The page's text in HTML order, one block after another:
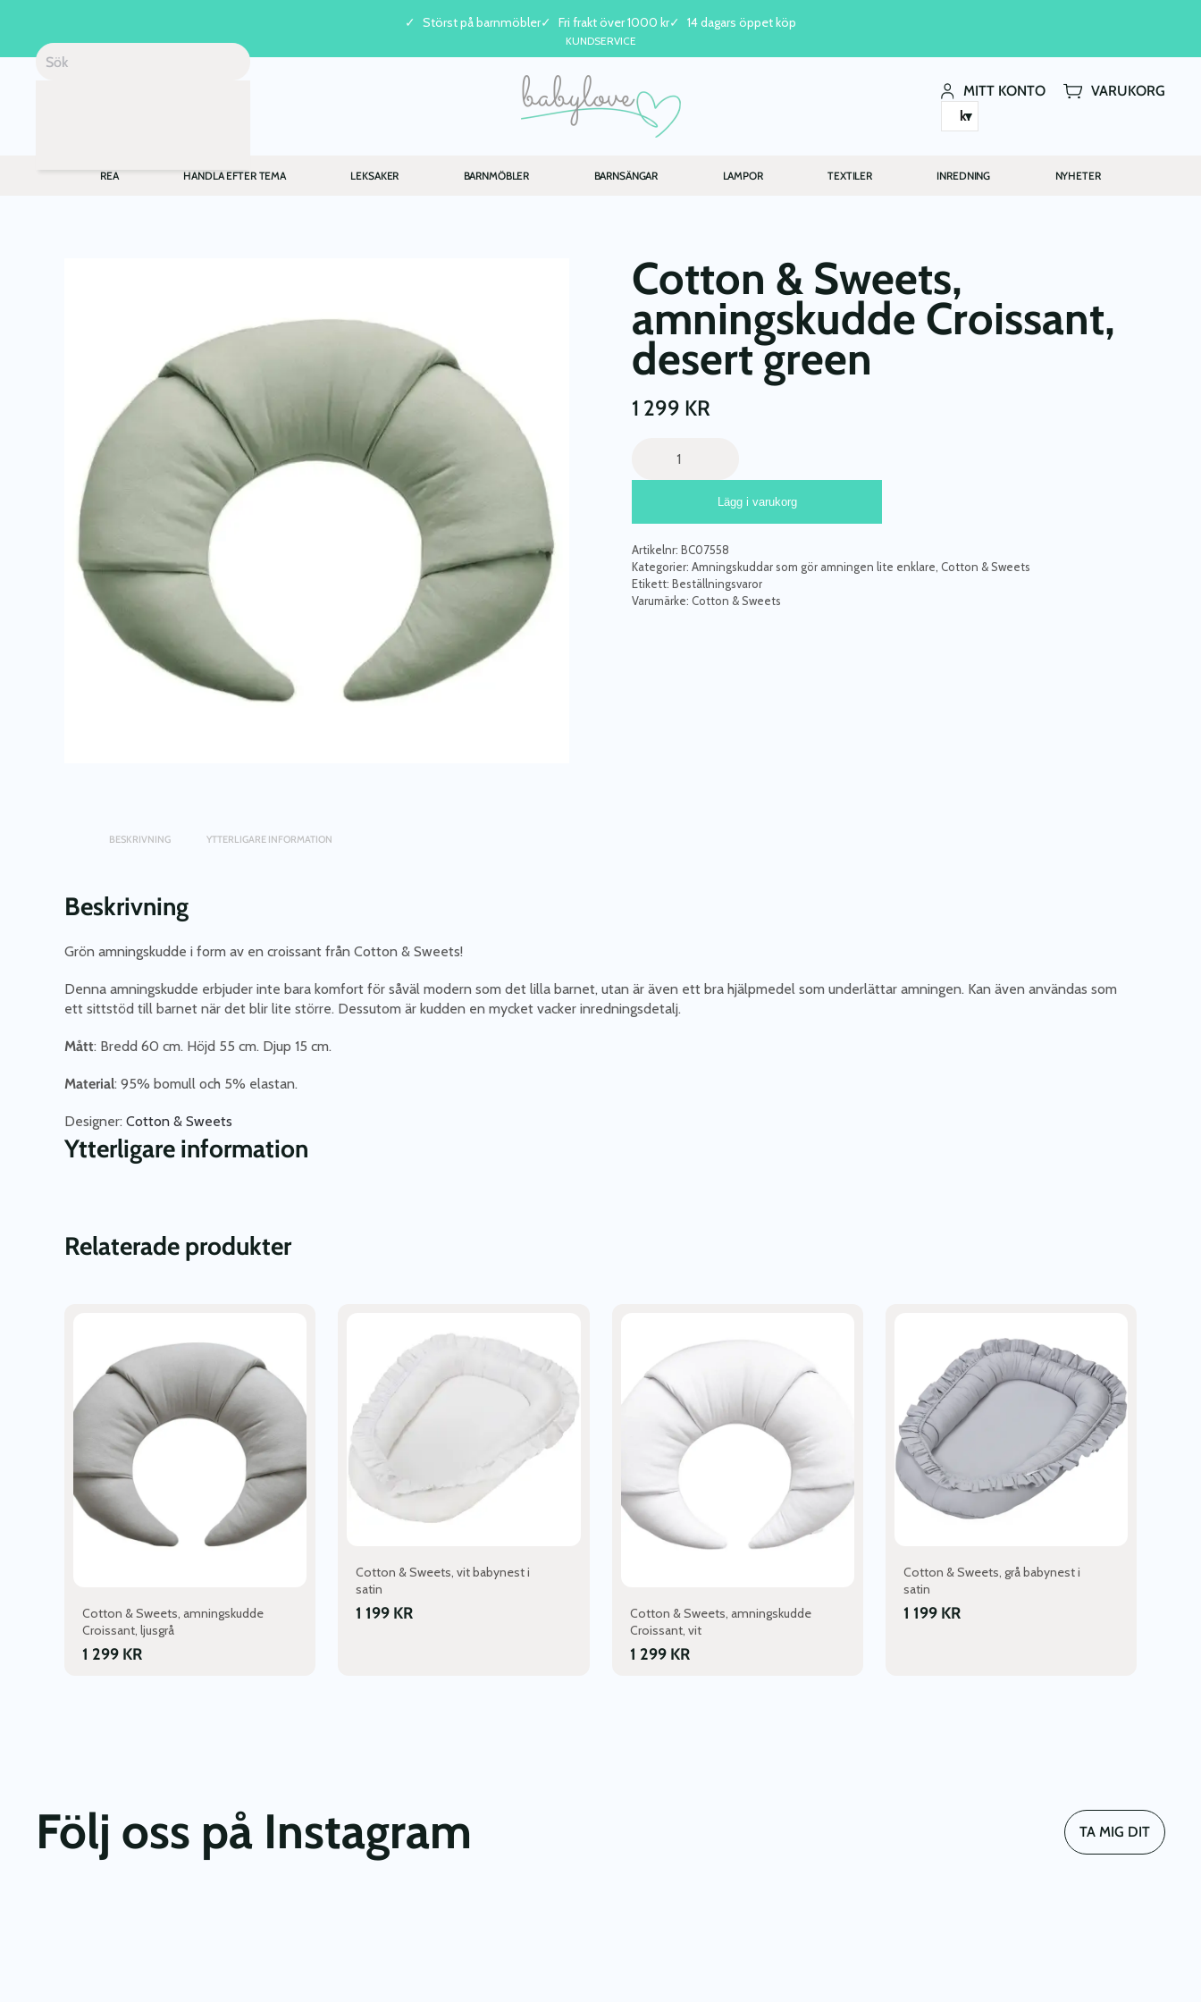
Skip to main content
Störst på barnmöbler Fri frakt över 1000 kr 14 dagars öppet köp
KUNDSERVICE
MITT KONTO
VARUKORG
kr
REA HANDLA EFTER TEMA LEKSAKER BARNMÖBLER BARNSÄNGAR LAMPOR TEXTILER INREDNING NYHETER
Cotton & Sweets,
amningskudde Croissant,
desert green
1 299 KR
Sweets,
amningskudde
Croissant,
desert
green
mängd
Lägg i varukorg
Artikelnr: BC07558
Kategorier: Amningskuddar som gör amningen lite enklare Cotton & Sweets
Etikett: Beställningsvaror
Varumärke: Cotton & Sweets
BESKRIVNING YTTERLIGARE INFORMATION
Beskrivning
Grön amningskudde i form av en croissant från Cotton & Sweets!
Denna amningskudde erbjuder inte bara komfort för såväl modern som det lilla barnet, utan är även ett bra hjälpmedel som underlättar amningen. Kan även användas som
ett sittstöd till barnet när det blir lite större. Dessutom är kudden en mycket vacker inredningsdetalj.
Mått: Bredd 60 cm. Höjd 55 cm. Djup 15 cm.
Material: 95% bomull och 5% elastan.
Designer: Cotton & Sweets
Ytterligare information
Relaterade produkter
Cotton & Sweets, amningskudde
Croissant, ljusgrå
1 299 KR
Cotton & Sweets, vit babynest i
satin
1 199 KR
Cotton & Sweets, amningskudde
Croissant, vit
1 299 KR
Cotton & Sweets, grå babynest i
satin
1 199 KR
Följ oss på Instagram TA MIG DIT